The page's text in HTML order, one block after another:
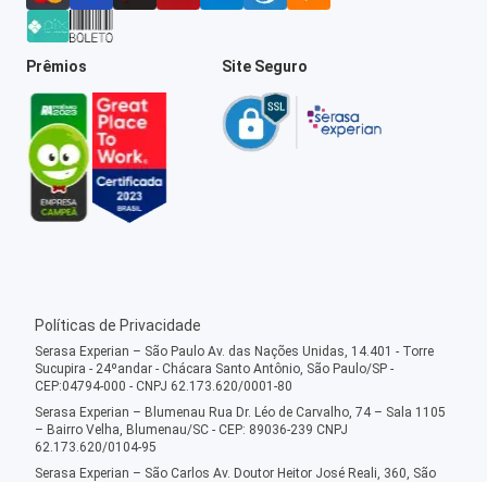
Prêmios Site Seguro
Políticas de Privacidade
Serasa Experian – São Paulo Av. das Nações Unidas, 14.401 - Torre
Sucupira - 24ºandar - Chácara Santo Antônio, São Paulo/SP -
CEP:04794-000 - CNPJ 62.173.620/0001-80
Serasa Experian – Blumenau Rua Dr. Léo de Carvalho, 74 – Sala 1105
– Bairro Velha, Blumenau/SC - CEP: 89036-239 CNPJ
62.173.620/0104-95
Serasa Experian – São Carlos Av. Doutor Heitor José Reali, 360, São